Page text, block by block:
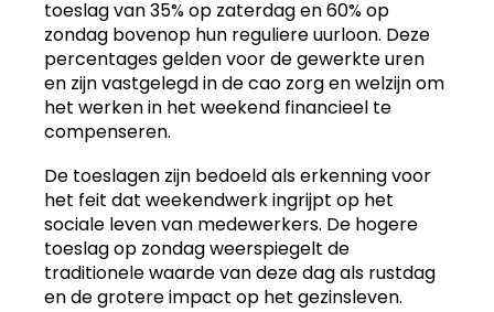
toeslag van 35% op zaterdag en 60% op
zondag bovenop hun reguliere uurloon. Deze
percentages gelden voor de gewerkte uren
en zijn vastgelegd in de cao zorg en welzijn om
het werken in het weekend financieel te
compenseren.
De toeslagen zijn bedoeld als erkenning voor
het feit dat weekendwerk ingrijpt op het
sociale leven van medewerkers. De hogere
toeslag op zondag weerspiegelt de
traditionele waarde van deze dag als rustdag
en de grotere impact op het gezinsleven.